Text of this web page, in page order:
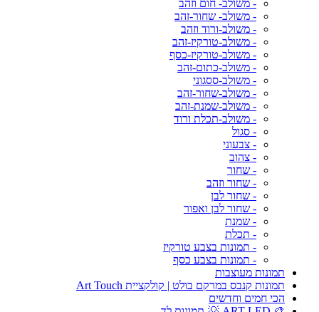
- משולב- חום וזהב
- משולב- שחור-זהב
- משולב-ורוד וזהב
- משולב-טורקיז-זהב
- משולב-טורקיז-כסף
- משולב-כתום-זהב
- משולב-ססגוני
- משולב-שחור-זהב
- משולב-שמנת-זהב
- משולב-תכלת ורוד
- סגול
- צבעוני
- צהוב
- שחור
- שחור וזהב
- שחור לבן
- שחור לבן ואפור
- שמנת
- תכלת
- תמונות בצבע טורקיז
- תמונות בצבע כסף
תמונות מעוצבות
תמונות קנבס במרקם בולט | קולקציית Art Touch
הכי חמים וחדשים